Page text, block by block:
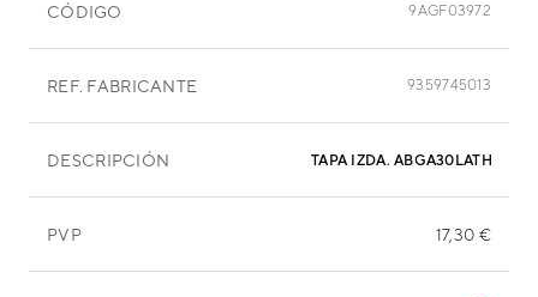
CÓDIGO 9AGF03972
REF. FABRICANTE 9359745013
DESCRIPCIÓN TAPA IZDA. ABGA30LATH
PVP 17,30 €